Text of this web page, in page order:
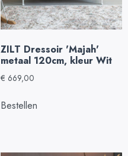
ZILT Dressoir 'Majah'
metaal 120cm, kleur Wit
€ 669,00
Bestellen